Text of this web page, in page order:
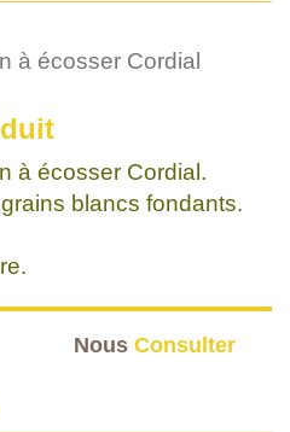
à écosser Cordial
à écosser Cordial.
blancs fondants.
Nous Consulter